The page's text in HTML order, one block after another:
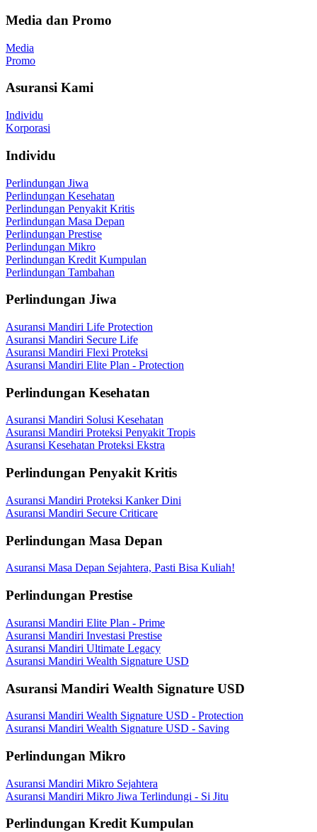
Media dan Promo
Media
Promo
Asuransi Kami
Individu
Korporasi
Individu
Perlindungan Jiwa
Perlindungan Kesehatan
Perlindungan Penyakit Kritis
Perlindungan Masa Depan
Perlindungan Prestise
Perlindungan Mikro
Perlindungan Kredit Kumpulan
Perlindungan Tambahan
Perlindungan Jiwa
Asuransi Mandiri Life Protection
Asuransi Mandiri Secure Life
Asuransi Mandiri Flexi Proteksi
Asuransi Mandiri Elite Plan - Protection
Perlindungan Kesehatan
Asuransi Mandiri Solusi Kesehatan
Asuransi Mandiri Proteksi Penyakit Tropis
Asuransi Kesehatan Proteksi Ekstra
Perlindungan Penyakit Kritis
Asuransi Mandiri Proteksi Kanker Dini
Asuransi Mandiri Secure Criticare
Perlindungan Masa Depan
Asuransi Masa Depan Sejahtera, Pasti Bisa Kuliah!
Perlindungan Prestise
Asuransi Mandiri Elite Plan - Prime
Asuransi Mandiri Investasi Prestise
Asuransi Mandiri Ultimate Legacy
Asuransi Mandiri Wealth Signature USD
Asuransi Mandiri Wealth Signature USD
Asuransi Mandiri Wealth Signature USD - Protection
Asuransi Mandiri Wealth Signature USD - Saving
Perlindungan Mikro
Asuransi Mandiri Mikro Sejahtera
Asuransi Mandiri Mikro Jiwa Terlindungi - Si Jitu
Perlindungan Kredit Kumpulan